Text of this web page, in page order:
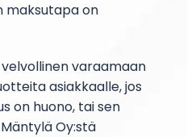
maksutapa on
varaamaan
asiakkaalle, jos
on huono, tai sen
Oy:stä